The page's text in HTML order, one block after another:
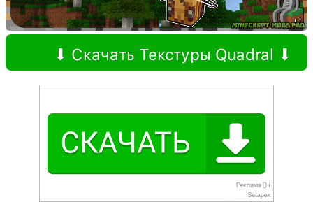
⬇ Скачать Текстуры Quadral ⬇